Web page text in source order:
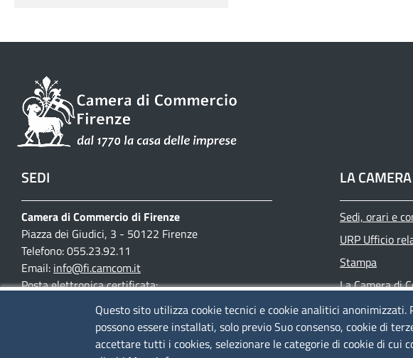
SEDI
Camera di Commercio di Firenze
Piazza dei Giudici, 3 - 50122 Firenze
Telefono: 055.23.92.11
Email: info@fi.camcom.it
Posta elettronica certificata:
cciaa.firenze@fi.legalmail.camcom.it
Partita IVA 03097420487
Codice fiscale 80002690487
LA CAMERA
Sedi, orari e
URP Ufficio
Stampa
La Camera di
Azienda
Siti tematici
Questo sito utilizza cookie tecnici e cookie analitici
possono essere installati, solo previo Suo consenso, cookie di
accettare tutti i cookies, selezionare le categorie di cookie di cui